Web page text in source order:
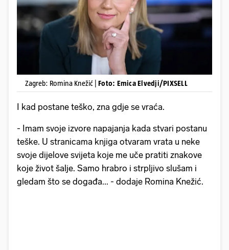
Zagreb: Romina Knežić | Foto: Emica Elvedji/PIXSELL
I kad postane teško, zna gdje se vraća.
- Imam svoje izvore napajanja kada stvari postanu
teške. U stranicama knjiga otvaram vrata u neke
svoje dijelove svijeta koje me uče pratiti znakove
koje život šalje. Samo hrabro i strpljivo slušam i
gledam što se događa... - dodaje Romina Knežić.